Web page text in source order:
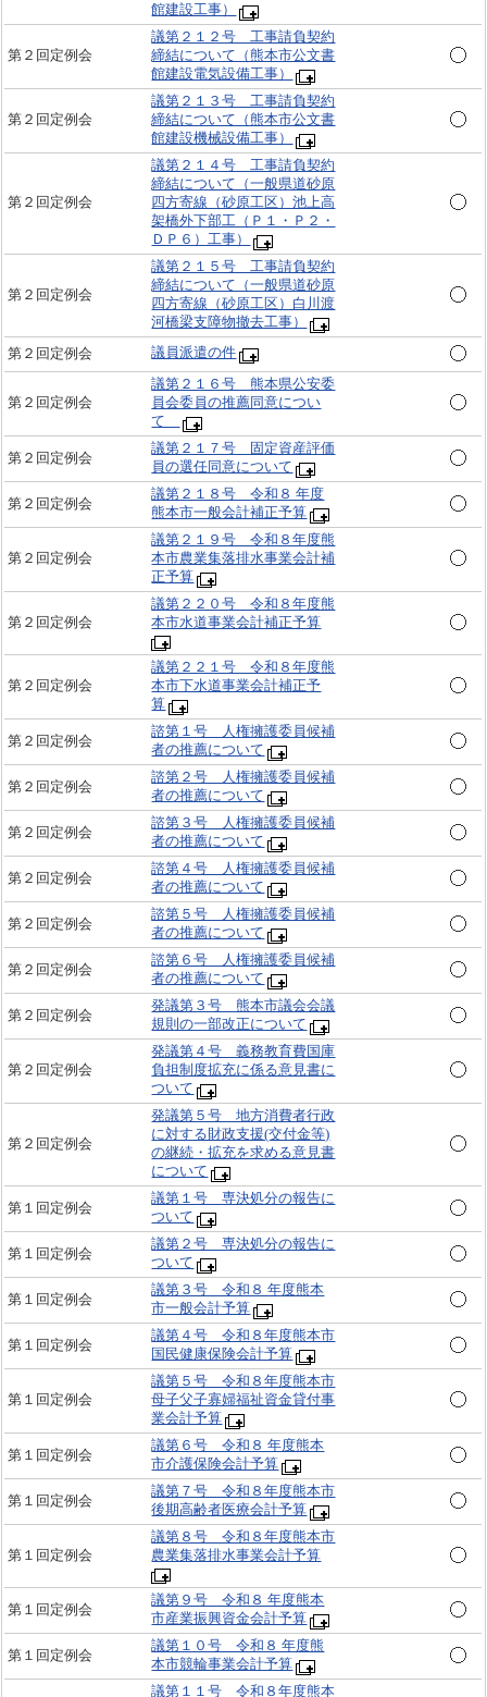
館建設工事）
第２回定例会
議第２１２号 工事請負契約
締結について（熊本市公文書
館建設電気設備工事）
第２回定例会
議第２１３号 工事請負契約
締結について（熊本市公文書
館建設機械設備工事）
第２回定例会
議第２１４号 工事請負契約
締結について（一般県道砂原
四方寄線（砂原工区）池上高
架橋外下部工（Ｐ１・Ｐ２・
ＤＰ６）工事）
第２回定例会
議第２１５号 工事請負契約
締結について（一般県道砂原
四方寄線（砂原工区）白川渡
河橋梁支障物撤去工事）
第２回定例会
議員派遣の件
第２回定例会
議第２１６号 熊本県公安委
員会委員の推薦同意につい
て
第２回定例会
議第２１７号 固定資産評価
員の選任同意について
第２回定例会
議第２１８号 令和８ 年度
熊本市一般会計補正予算
第２回定例会
議第２１９号 令和８年度熊
本市農業集落排水事業会計補
正予算
第２回定例会
議第２２０号 令和８年度熊
本市水道事業会計補正予算
第２回定例会
議第２２１号 令和８年度熊
本市下水道事業会計補正予
算
第２回定例会
諮第１号 人権擁護委員候補
者の推薦について
第２回定例会
諮第２号 人権擁護委員候補
者の推薦について
第２回定例会
諮第３号 人権擁護委員候補
者の推薦について
第２回定例会
諮第４号 人権擁護委員候補
者の推薦について
第２回定例会
諮第５号 人権擁護委員候補
者の推薦について
第２回定例会
諮第６号 人権擁護委員候補
者の推薦について
第２回定例会
発議第３号 熊本市議会会議
規則の一部改正について
第２回定例会
発議第４号 義務教育費国庫
負担制度拡充に係る意見書に
ついて
第２回定例会
発議第５号 地方消費者行政
に対する財政支援(交付金等)
の継続・拡充を求める意見書
について
第１回定例会
議第１号 専決処分の報告に
ついて
第１回定例会
議第２号 専決処分の報告に
ついて
第１回定例会
議第３号 令和８ 年度熊本
市一般会計予算
第１回定例会
議第４号 令和８年度熊本市
国民健康保険会計予算
第１回定例会
議第５号 令和８年度熊本市
母子父子寡婦福祉資金貸付事
業会計予算
第１回定例会
議第６号 令和８ 年度熊本
市介護保険会計予算
第１回定例会
議第７号 令和８年度熊本市
後期高齢者医療会計予算
第１回定例会
議第８号 令和８年度熊本市
農業集落排水事業会計予算
第１回定例会
議第９号 令和８ 年度熊本
市産業振興資金会計予算
第１回定例会
議第１０号 令和８ 年度熊
本市競輪事業会計予算
議第１１号 令和８年度熊本